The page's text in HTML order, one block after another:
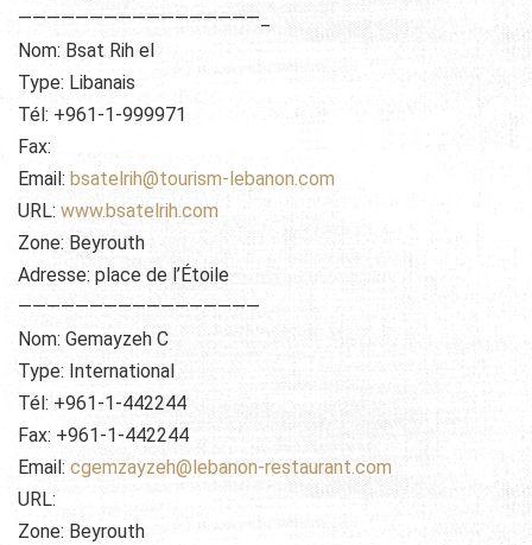
—————————————————_
Nom: Bsat Rih el
Type: Libanais
Tél: +961-1-999971
Fax:
Email: bsatelrih@tourism-lebanon.com
URL: www.bsatelrih.com
Zone: Beyrouth
Adresse: place de l’Étoile
—————————————————
Nom: Gemayzeh C
Type: International
Tél: +961-1-442244
Fax: +961-1-442244
Email: cgemzayzeh@lebanon-restaurant.com
URL:
Zone: Beyrouth